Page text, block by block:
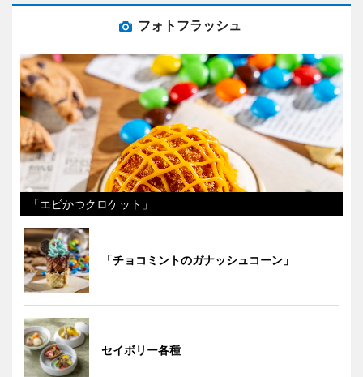
フォトフラッシュ
「エビかつクロケット」
「チョコミントのガナッシュコーン」
セイボリー各種